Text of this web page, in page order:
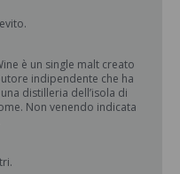
è un single malt creato
indipendente che ha
distilleria dell’isola di
Non venendo indicata